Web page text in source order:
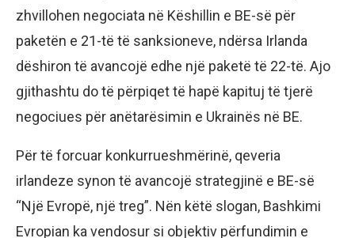
zhvillohen negociata në Këshillin e BE-së për
paketën e 21-të të sanksioneve, ndërsa Irlanda
dëshiron të avancojë edhe një paketë të 22-të. Ajo
gjithashtu do të përpiqet të hapë kapituj të tjerë
negociues për anëtarësimin e Ukrainës në BE.
Për të forcuar konkurrueshmërinë, qeveria
irlandeze synon të avancojë strategjinë e BE-së
“Një Evropë, një treg”. Nën këtë slogan, Bashkimi
Evropian ka vendosur si objektiv përfundimin e